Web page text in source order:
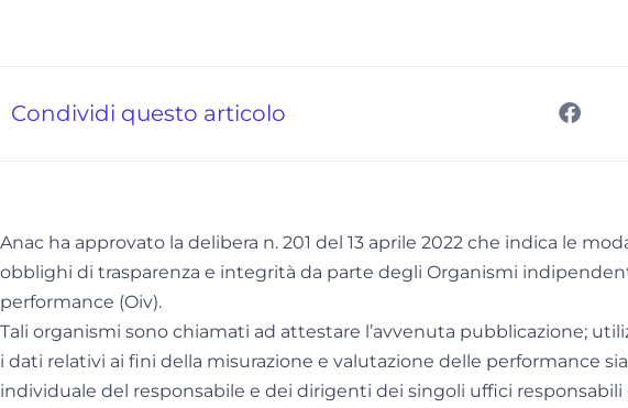
Condividi questo articolo
Anac ha approvato la delibera n. 201 del 13 aprile 2022 che indica le
obblighi di trasparenza e integrità da parte degli Organismi
performance (Oiv).
Tali organismi sono chiamati ad attestare l’avvenuta pubblicazione;
i dati relativi ai fini della misurazione e valutazione delle performance
individuale del responsabile e dei dirigenti dei singoli uffici responsabili